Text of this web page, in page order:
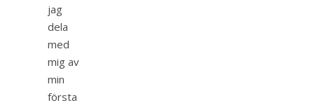
jag
dela
med
mig av
min
första